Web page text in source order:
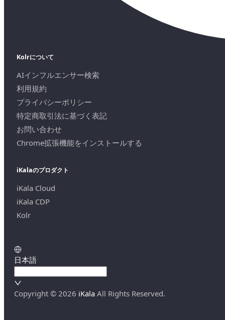
Kolrについて
AIインフルエンサー検索
利用規約
プライバシーポリシー
特定商取引法に基づく表記
お問い合わせ
Chrome拡張機能をインストールする
iKalaのプロダクト
iKala Cloud
iKala CDP
Kolr
日本語
Copyright © 2026 iKala All Rights Reserved.